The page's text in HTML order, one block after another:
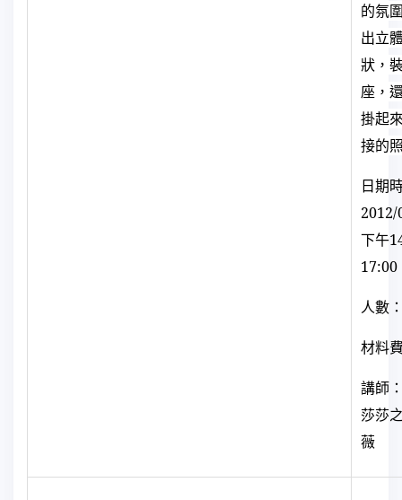
的氛
出立
狀，
座，
掛起
接的
日期
下午
17:00
人數
材料
講師
莎莎
薇